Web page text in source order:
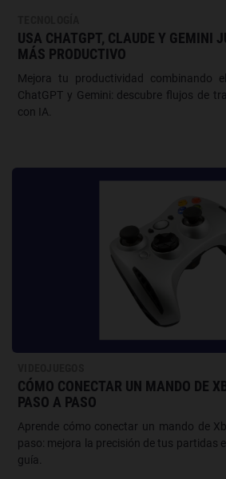
USA CHATGPT, CLAUDE Y GEMINI
MÁS PRODUCTIVO
Mejora tu productividad combinando
ChatGPT y Gemini: descubre flujos de
con IA.
CÓMO CONECTAR UN MANDO DE
PASO A PASO
Aprende cómo conectar un mando de
paso: mejora la precisión de tus partidas
guía.